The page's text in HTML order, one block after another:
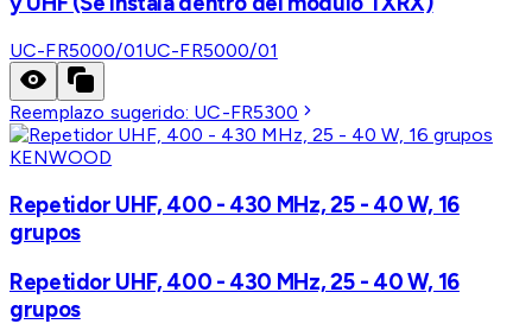
UC-FR5000/01UC-FR5000/01
Reemplazo sugerido: UC-FR5300
KENWOOD
Repetidor UHF, 400 - 430 MHz, 25 - 40 W, 16
grupos
Repetidor UHF, 400 - 430 MHz, 25 - 40 W, 16
grupos